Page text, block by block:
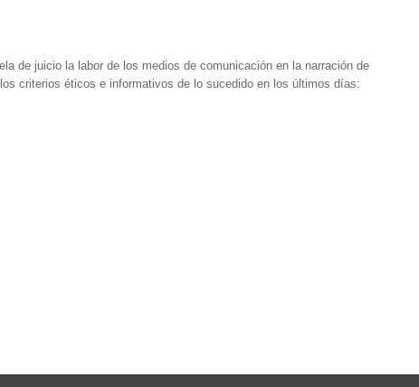
de juicio la labor de los medios de comunicación en la narración de
criterios éticos e informativos de lo sucedido en los últimos días: